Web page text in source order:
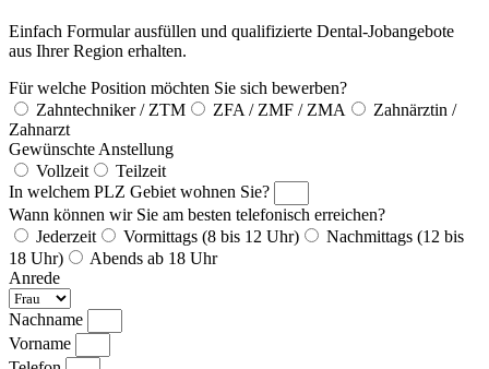
Einfach Formular ausfüllen und qualifizierte Dental-Jobangebote
aus Ihrer Region erhalten.
Für welche Position möchten Sie sich bewerben?
Zahntechniker / ZTM
ZFA / ZMF / ZMA
Zahnärztin /
Zahnarzt
Gewünschte Anstellung
Vollzeit
Teilzeit
In welchem PLZ Gebiet wohnen Sie?
Wann können wir Sie am besten telefonisch erreichen?
Jederzeit
Vormittags (8 bis 12 Uhr)
Nachmittags (12 bis
18 Uhr)
Abends ab 18 Uhr
Anrede
Nachname
Vorname